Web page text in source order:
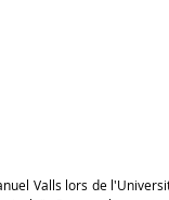
Valls lors de